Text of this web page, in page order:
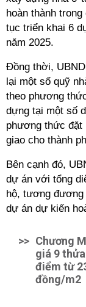
hoàn thành
tục triển khai 6
năm 2025.
Đồng thời,
lại một số quỹ
theo phương
dựng tại một số
phương thức đặt
giao cho thành
Bên cạnh đó,
dự án với tổng
hộ, tương đương
dự án dự kiến
>> Chương
giá 9
điểm từ
đồng/m2